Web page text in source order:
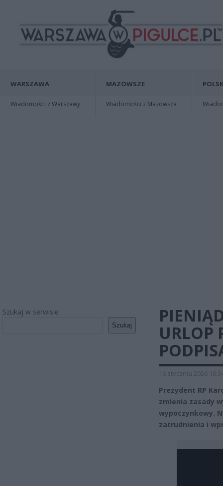
WARSZAWA
Wiadomości z Warszawy
MAZOWSZE
Wiadomości z Mazowsza
Szukaj w serwisie
Szukaj
URLOP
16 stycznia 2026
Prezydent RP
zmienia zasady
wypoczynkowy.
zatrudnienia i